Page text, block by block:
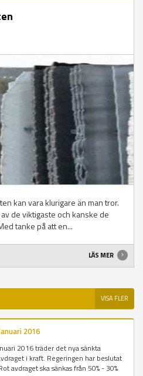
kan vara klurigare än man tror.
de viktigaste och kanske de
tanke på att en...
LÄS MER
VISA FLER
2016
2016 träder det nya sänkta
i kraft. Regeringen har beslutat
avdraget ska sänkas från 50% - 30%